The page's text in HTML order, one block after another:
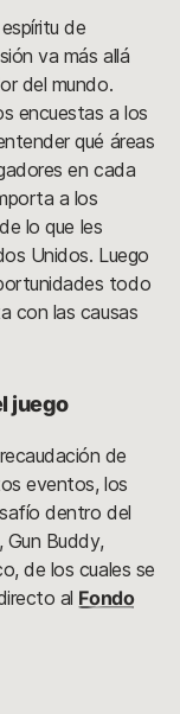
de
va más allá
del mundo.
encuestas a los
qué áreas
en cada
a los
lo que les
Unidos. Luego
todo
con las causas
juego
de
eventos, los
dentro del
Buddy,
de los cuales se
al Fondo